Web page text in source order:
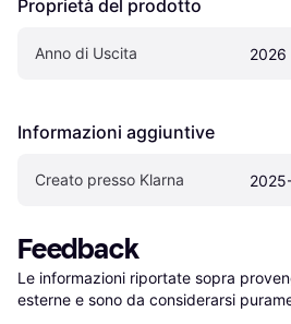
Proprietà del prodotto
Anno di Uscita 2026
Informazioni aggiuntive
Creato presso Klarna
Feedback
Le informazioni riportate sopra
esterne e sono da considerarsi